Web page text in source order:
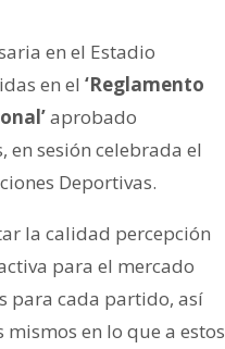
en el Estadio
en el ‘Reglamento
aprobado
sesión celebrada el
Deportivas.
la calidad percepción
para el mercado
para cada partido, así
en lo que a estos